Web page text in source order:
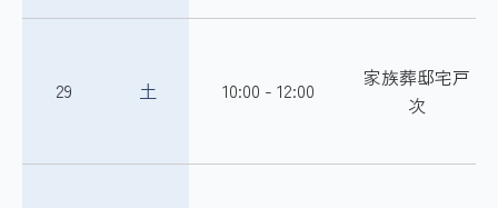
29 土 10:00 - 12:00
家族葬邸宅戸
次